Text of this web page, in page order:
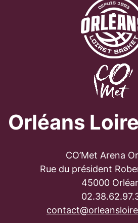
Orléans
CO’Met Arena
Rue du président
45000